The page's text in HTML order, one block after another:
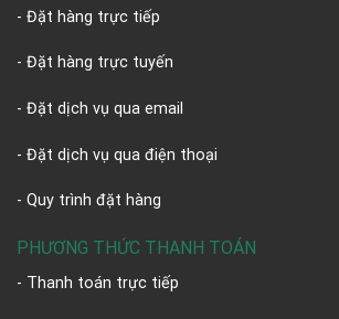
- Đặt hàng trực tiếp
- Đặt hàng trực tuyến
- Đặt dịch vụ qua email
- Đặt dịch vụ qua điện thoại
- Quy trình đặt hàng
PHƯƠNG THỨC THANH TOÁN
- Thanh toán trực tiếp